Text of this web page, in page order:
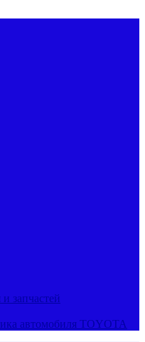
запчастей
автомобиля TOYOTA